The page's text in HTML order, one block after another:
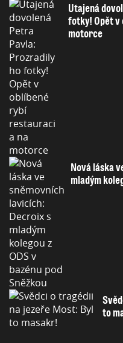
Utajená
fotky! Opět
motorce
Nová láska
mladým
to